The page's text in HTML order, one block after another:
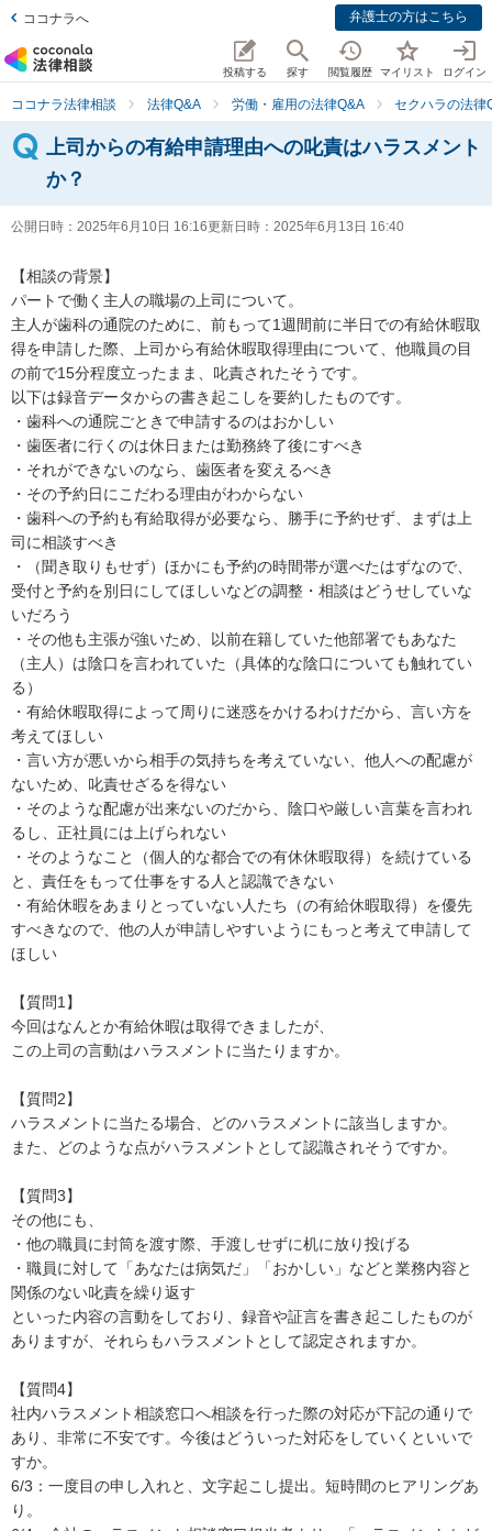
ココナラへ 弁護士の方はこちら
投稿する 探す 閲覧履歴 マイリスト ログイン
ココナラ法律相談 法律Q&A 労働・雇用の法律Q&A セクハラの法律
上司からの有給申請理由への叱責はハラスメント
か？
公開日時： 2025年6月10日 16:16更新日時： 2025年6月13日 16:40
【相談の背景】
パートで働く主人の職場の上司について。
主人が歯科の通院のために、前もって1週間前に半日での有給休暇取
得を申請した際、上司から有給休暇取得理由について、他職員の目
の前で15分程度立ったまま、叱責されたそうです。
以下は録音データからの書き起こしを要約したものです。
・歯科への通院ごときで申請するのはおかしい
・歯医者に行くのは休日または勤務終了後にすべき
・それができないのなら、歯医者を変えるべき
・その予約日にこだわる理由がわからない
・歯科への予約も有給取得が必要なら、勝手に予約せず、まずは上
司に相談すべき
・（聞き取りもせず）ほかにも予約の時間帯が選べたはずなので、
受付と予約を別日にしてほしいなどの調整・相談はどうせしていな
いだろう
・その他も主張が強いため、以前在籍していた他部署でもあなた
（主人）は陰口を言われていた（具体的な陰口についても触れてい
る）
・有給休暇取得によって周りに迷惑をかけるわけだから、言い方を
考えてほしい
・言い方が悪いから相手の気持ちを考えていない、他人への配慮が
ないため、叱責せざるを得ない
・そのような配慮が出来ないのだから、陰口や厳しい言葉を言われ
るし、正社員には上げられない
・そのようなこと（個人的な都合での有休休暇取得）を続けている
と、責任をもって仕事をする人と認識できない
・有給休暇をあまりとっていない人たち（の有給休暇取得）を優先
すべきなので、他の人が申請しやすいようにもっと考えて申請して
ほしい
【質問1】
今回はなんとか有給休暇は取得できましたが、
この上司の言動はハラスメントに当たりますか。
【質問2】
ハラスメントに当たる場合、どのハラスメントに該当しますか。
また、どのような点がハラスメントとして認識されそうですか。
【質問3】
その他にも、
・他の職員に封筒を渡す際、手渡しせずに机に放り投げる
・職員に対して「あなたは病気だ」「おかしい」などと業務内容と
関係のない叱責を繰り返す
といった内容の言動をしており、録音や証言を書き起こしたものが
ありますが、それらもハラスメントとして認定されますか。
【質問4】
社内ハラスメント相談窓口へ相談を行った際の対応が下記の通りで
あり、非常に不安です。今後はどういった対応をしていくといいで
すか。
6/3：一度目の申し入れと、文字起こし提出。短時間のヒアリングあ
り。